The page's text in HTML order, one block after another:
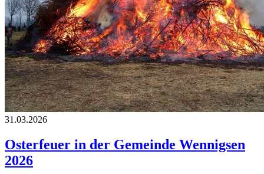
31.03.2026
Osterfeuer in der Gemeinde Wennigsen
2026